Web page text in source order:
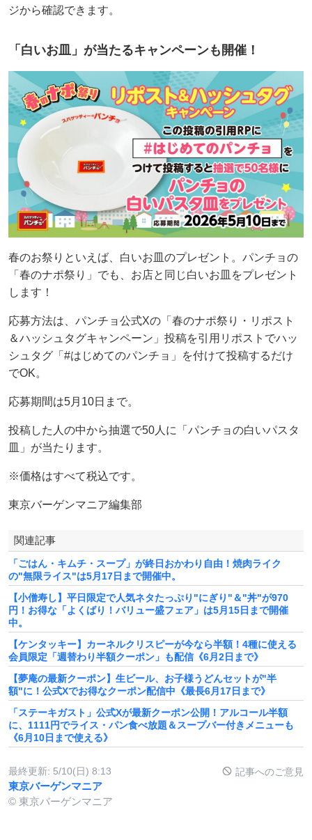
ジから確認できます。
「白いお皿」が当たるキャンペーンも開催！
春のお祭りといえば、白いお皿のプレゼント。パンチョの
「春のナポ祭り」でも、お店と同じ白いお皿をプレゼント
します！
応募方法は、パンチョ公式Xの「春のナポ祭り・リポスト
＆ハッシュタグキャンペーン」投稿を引用リポストでハッ
シュタグ「#はじめてのパンチョ」を付けて投稿するだけ
でOK。
応募期間は5月10日まで。
投稿した人の中から抽選で50人に「パンチョの白いパスタ
皿」が当たります。
※価格はすべて税込です。
東京バーゲンマニア編集部
関連記事
「ごはん・キムチ・スープ」が終日おかわり自由！焼肉ライク
の"無限ライス"は5月17日まで開催中。
【小僧寿し】平日限定で人気ネタたっぷり"にぎり"＆"丼"が970
円！お得な「よくばり！バリュー盛フェア」は5月15日まで開催
中。
【ケンタッキー】カーネルクリスピーが今なら半額！4種に使える
会員限定「週替わり半額クーポン」も配信《6月2日まで》
【夢庵の最新クーポン】生ビール、お子様うどんセットが"半
額"に！公式Xでお得なクーポン配信中《最長6月17日まで》
「ステーキガスト」公式Xが最新クーポン公開！アルコール半額
に、1111円でライス・パン食べ放題＆スープバー付きメニューも
《6月10日まで使える》
最終更新: 5/10(日) 8:13 記事へのご意見
東京バーゲンマニア
© 東京バーゲンマニア